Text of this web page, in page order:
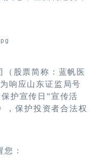
（股票简称：蓝帆医
响应山东证监局号
护宣传日 ”宣传活
，保护投资者合法权
：